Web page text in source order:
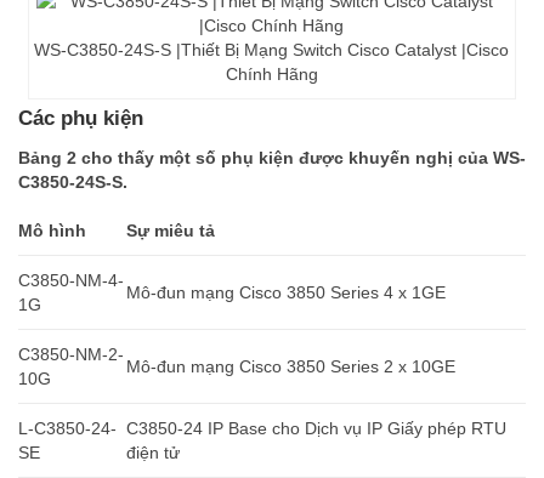
WS-C3850-24S-S |Thiết Bị Mạng Switch Cisco Catalyst |Cisco
Chính Hãng
Các phụ kiện
Bảng 2 cho thấy một số phụ kiện được khuyến nghị của WS-
C3850-24S-S.
Mô hình Sự miêu tả
C3850-NM-4-
1G
Mô-đun mạng Cisco 3850 Series 4 x 1GE
C3850-NM-2-
10G
Mô-đun mạng Cisco 3850 Series 2 x 10GE
L-C3850-24-
SE
C3850-24 IP Base cho Dịch vụ IP Giấy phép RTU
điện tử